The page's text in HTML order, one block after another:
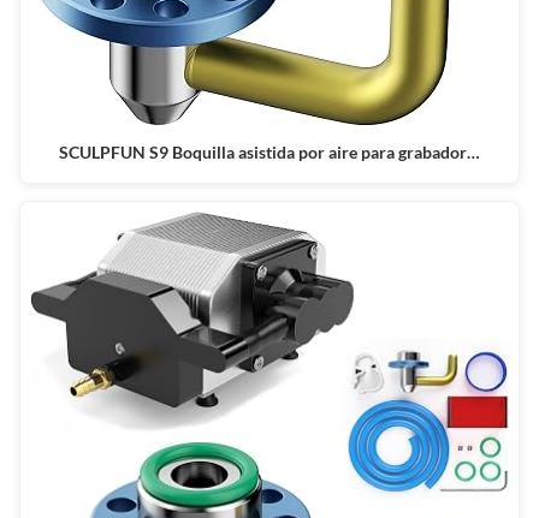
SCULPFUN S9 Boquilla asistida por aire para grabador…